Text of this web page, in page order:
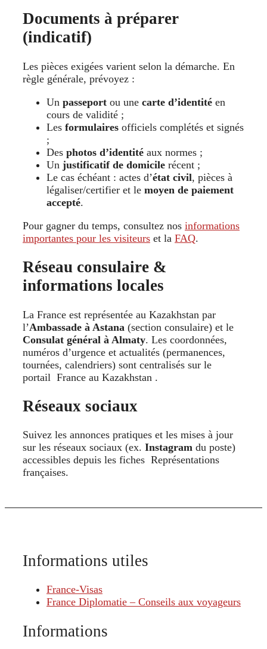
Documents à préparer
(indicatif)
Les pièces exigées varient selon la démarche. En
règle générale, prévoyez :
Un passeport ou une carte d’identité en
cours de validité ;
Les formulaires officiels complétés et signés
;
Des photos d’identité aux normes ;
Un justificatif de domicile récent ;
Le cas échéant : actes d’état civil, pièces à
légaliser/certifier et le moyen de paiement
accepté.
Pour gagner du temps, consultez nos informations
importantes pour les visiteurs et la FAQ.
Réseau consulaire &
informations locales
La France est représentée au Kazakhstan par
l’Ambassade à Astana (section consulaire) et le
Consulat général à Almaty. Les coordonnées,
numéros d’urgence et actualités (permanences,
tournées, calendriers) sont centralisés sur le
portail France au Kazakhstan .
Réseaux sociaux
Suivez les annonces pratiques et les mises à jour
sur les réseaux sociaux (ex. Instagram du poste)
accessibles depuis les fiches Représentations
françaises.
Informations utiles
France-Visas
France Diplomatie – Conseils aux voyageurs
Informations